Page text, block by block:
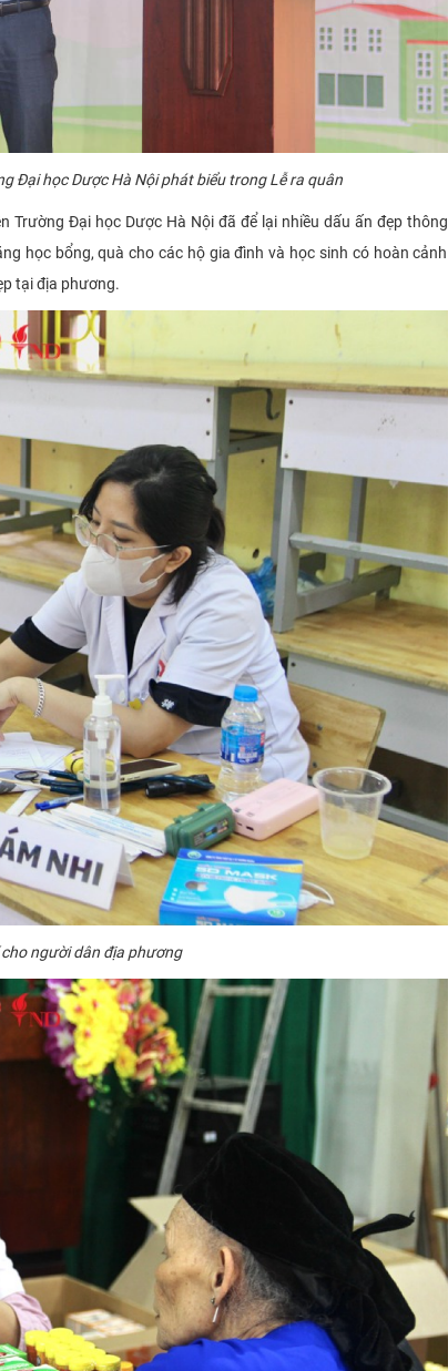
Đại học Dược Hà Nội phát biểu trong Lễ ra quân
Trường Đại học Dược Hà Nội đã để lại nhiều dấu ấn đẹp thông
học bổng, quà cho các hộ gia đình và học sinh có hoàn cảnh
tại địa phương.
người dân địa phương